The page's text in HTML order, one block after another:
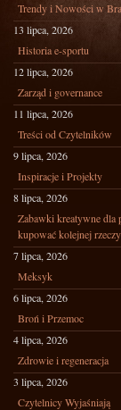
Trendy i Nowości w
13 lipca, 2026
Historia e-sportu
12 lipca, 2026
Zarząd i governance
11 lipca, 2026
Treści od Czytelników
9 lipca, 2026
Inspiracje i Projekty
8 lipca, 2026
Zabawki kreatywne dla
kupować kolejnej
7 lipca, 2026
Meksyk
6 lipca, 2026
Broń i Przemoc
4 lipca, 2026
Zdrowie i regeneracja
3 lipca, 2026
Czytelnicy Wyjaśniają